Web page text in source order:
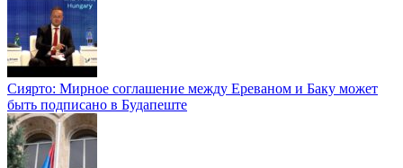
Сиярто: Мирное соглашение между Ереваном и Баку может
быть подписано в Будапеште